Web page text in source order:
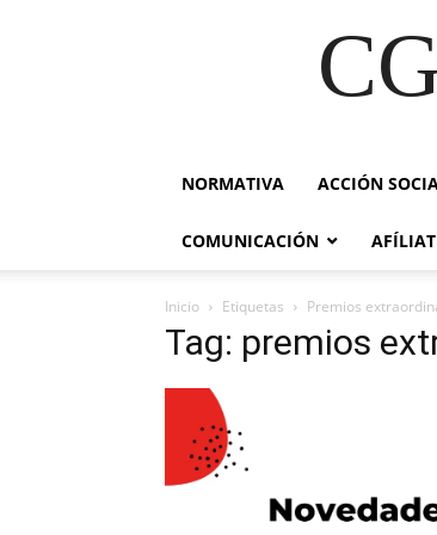
NORMATIVA ACCIÓN
COMUNICACIÓN
Inicio Etiquetas Premios
Tag: premios